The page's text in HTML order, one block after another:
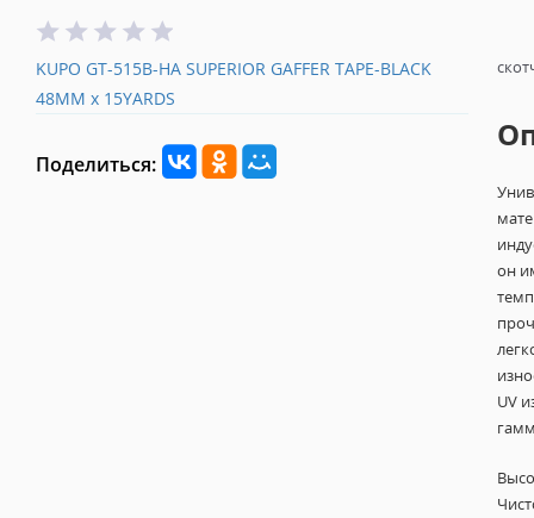
KUPO GT-515B-HA SUPERIOR GAFFER TAPE-BLACK
48MM x 15YARDS
Поделиться:
он
UV